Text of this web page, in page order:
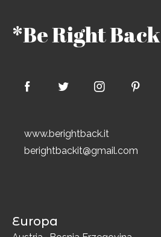
*Be Right Back
www.berightback.it
berightbackit@gmail.com
Europa